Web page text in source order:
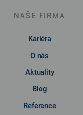
NAŠE FIRMA
Kariéra
O nás
Aktuality
Blog
Reference